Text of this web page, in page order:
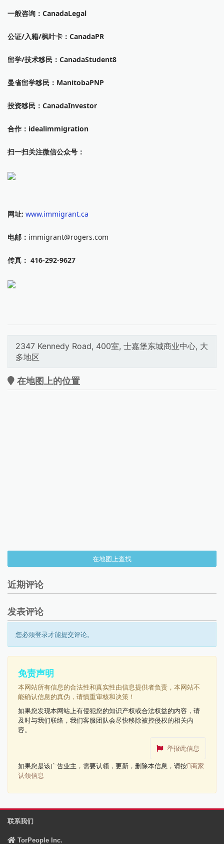
一般咨询：CanadaLegal
公证/入籍/枫叶卡：CanadaPR
留学/技术移民：CanadaStudent8
曼省留学移民：ManitobaPNP
投资移民：CanadaInvestor
合作：idealimmigration
扫一扫关注微信公众号：
网址: www.immigrant.ca
电邮： immigrant@rogers.com
传真： 416-292-9627
2347 Kennedy Road, 400室, 士嘉堡东城商业中心, 大
多地区
在地图上的位置
在地图上查找
近期评论
发表评论
您必须登录才能提交评论。
免责声明
本网站所有信息的合法性和真实性由信息提供者负责，本网站不
能确认信息的真伪，请慎重审核和决策！
如果您发现本网站上有侵犯您的知识产权或合法权益的内容，请
及时与我们联络，我们客服团队会尽快移除被控侵权的相关内
容。
举报此信息
如果您是该广告业主，需要认领，更新，删除本信息，请按 商家
认领信息
联系我们
TorPeople Inc.